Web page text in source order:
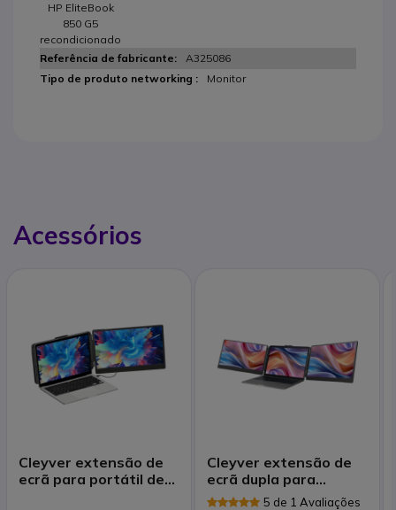
HP EliteBook
850 G5
recondicionado
A325086
Monitor
Acessórios
Cleyver extensão de
ecrã para portátil de
Cleyver extensão de
ecrã dupla para
portátil de 14'5 de 1 Avaliações